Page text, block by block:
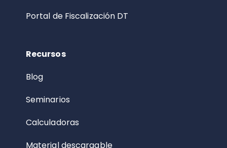
Portal de Fiscalización DT
Recursos
Blog
Seminarios
Calculadoras
Material descargable